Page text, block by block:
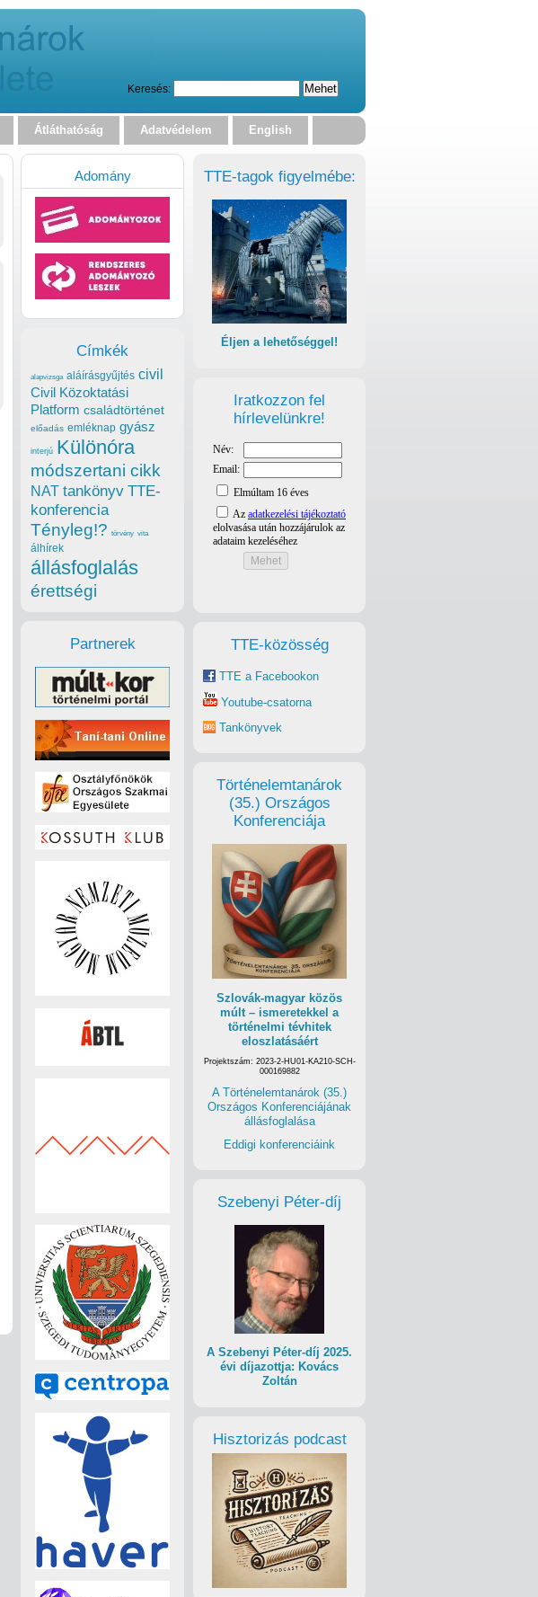
Keresés:
Átláthatóság Adatvédelem English
TTE-tagok figyelmébe:
Éljen a lehetőséggel!
Iratkozzon fel
hírlevelünkre!
TTE-közösség
TTE a Facebookon
Youtube-csatorna
Tankönyvek
Történelemtanárok
(35.) Országos
Konferenciája
Szlovák-magyar közös
múlt – ismeretekkel a
történelmi tévhitek
eloszlatásáért
Projektszám: 2023-2-HU01-KA210-SCH-
000169882
A Történelemtanárok (35.)
Országos Konferenciájának
állásfoglalása
Eddigi konferenciáink
Szebenyi Péter-díj
A Szebenyi Péter-díj 2025.
évi díjazottja: Kovács
Zoltán
Hisztorizás podcast
Adomány
Címkék
alapvizsga aláírásgyűjtés civil
Civil Közoktatási
Platform családtörténet
előadás emléknap gyász
interjú Különóra
módszertani cikk
NAT tankönyv TTE-
konferencia
Tényleg!? törvény vita
álhírek
állásfoglalás
érettségi
Partnerek